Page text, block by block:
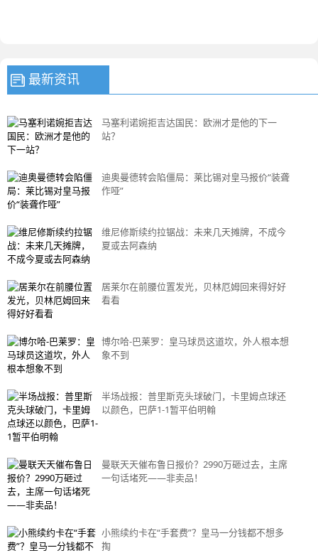
最新资讯
马塞利诺婉拒吉达国民：欧洲才是他的下一
站？
迪奥曼德转会陷僵局：莱比锡对皇马报价“装聋
作哑”
维尼修斯续约拉锯战：未来几天摊牌，不成今
夏或去阿森纳
居莱尔在前腰位置发光，贝林厄姆回来得好好
看看
博尔哈-巴莱罗：皇马球员这道坎，外人根本想
象不到
半场战报：普里斯克头球破门，卡里姆点球还
以颜色，巴萨1-1暂平伯明翰
曼联天天催布鲁日报价？2990万砸过去，主席
一句话堵死——非卖品！
小熊续约卡在“手套费”？皇马一分钱都不想多
掏